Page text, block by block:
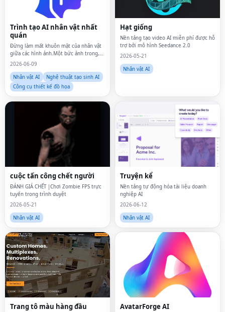
Trình tạo AI nhân vật nhất
quán
Đừng làm mất khuôn mặt của nhân vật
giữa các hình ảnh.Một bức ảnh trong,
sự nhất quán hoàn hảo.
2026-06-09
Nhân vật AI
Nghệ thuật tạo sinh AI
Công cụ thiết kế đồ họa
Hạt giống
Nền tảng tạo video AI miễn phí được hỗ
trợ bởi mô hình Seedance 2.0
2026-05-21
Nhân vật AI
cuộc tấn công chết người
ĐÁNH GIÁ CHẾT |Chơi Zombie FPS trực
tuyến trong trình duyệt
2026-05-21
Nhân vật AI
Truyện kể
Nền tảng tự động hóa tài liệu doanh
nghiệp AI
2026-06-12
Nhân vật AI
Trang tô màu hàng đầu AvatarForge AI